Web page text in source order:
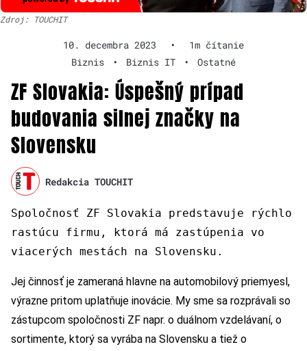
Zdroj: TOUCHIT
10. decembra 2023 •
1m čítanie
Biznis
• Biznis IT • Ostatné
ZF Slovakia: Úspešný prípad
budovania silnej značky na
Slovensku
Redakcia TOUCHIT
Spoločnosť ZF Slovakia predstavuje rýchlo
rastúcu firmu, ktorá má zastúpenia vo
viacerých mestách na Slovensku.
Jej činnosť je zameraná hlavne na automobilový priemyesl,
výrazne pritom uplatňuje inovácie. My sme sa rozprávali so
zástupcom spoločnosti ZF napr. o duálnom vzdelávaní, o
sortimente, ktorý sa vyrába na Slovensku a tiež o